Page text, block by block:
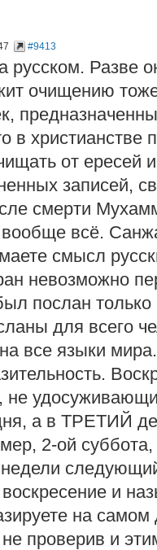
#9413
русском. Разве
очищению
в христианстве
от ересей
записей,
смерти
вообще всё.
смысл
невозможно
послан
для всего
все языки
не
а в ТРЕТИЙ
2-ой
и
на
проверив и